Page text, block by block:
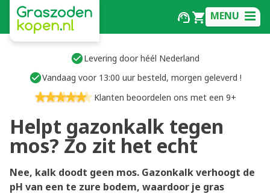
MENU
Levering door héél Nederland
Vandaag voor 13:00 uur besteld, morgen geleverd !
Klanten beoordelen ons met een 9+
Helpt gazonkalk tegen
mos? Zo zit het echt
Nee, kalk doodt geen mos. Gazonkalk verhoogt de
pH van een te zure bodem, waardoor je gras